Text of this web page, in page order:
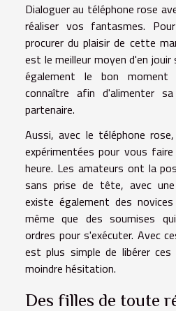
Dialoguer au téléphone rose
réaliser vos fantasmes.
procurer du plaisir de cette
est le meilleur moyen d'en
également le bon moment
connaître afin d'alimenter
partenaire.
Aussi, avec le téléphone
expérimentées pour vous
heure. Les amateurs ont la
sans prise de tête, avec
existe également des
même que des soumises
ordres pour s'exécuter. Avec
est plus simple de libérer
moindre hésitation.
Des filles de toute